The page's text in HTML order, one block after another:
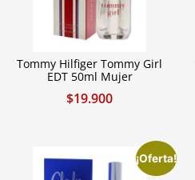
Tommy Hilfiger Tommy Girl
EDT 50ml Mujer
$19.900
¡Oferta!